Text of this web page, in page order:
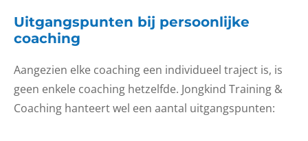
Uitgangspunten bij persoonlijke
coaching
Aangezien elke coaching een individueel traject is, is
geen enkele coaching hetzelfde. Jongkind Training &
Coaching hanteert wel een aantal uitgangspunten: